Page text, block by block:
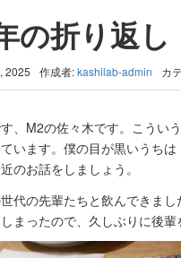
の折り返し
2025 作成者:kashilab-admin カ
、M2の佐々木です。こうい
います。僕の目が黒いうち
のお話をしましょう。
代の先輩たちと飲んできま
まったので、久しぶりに後